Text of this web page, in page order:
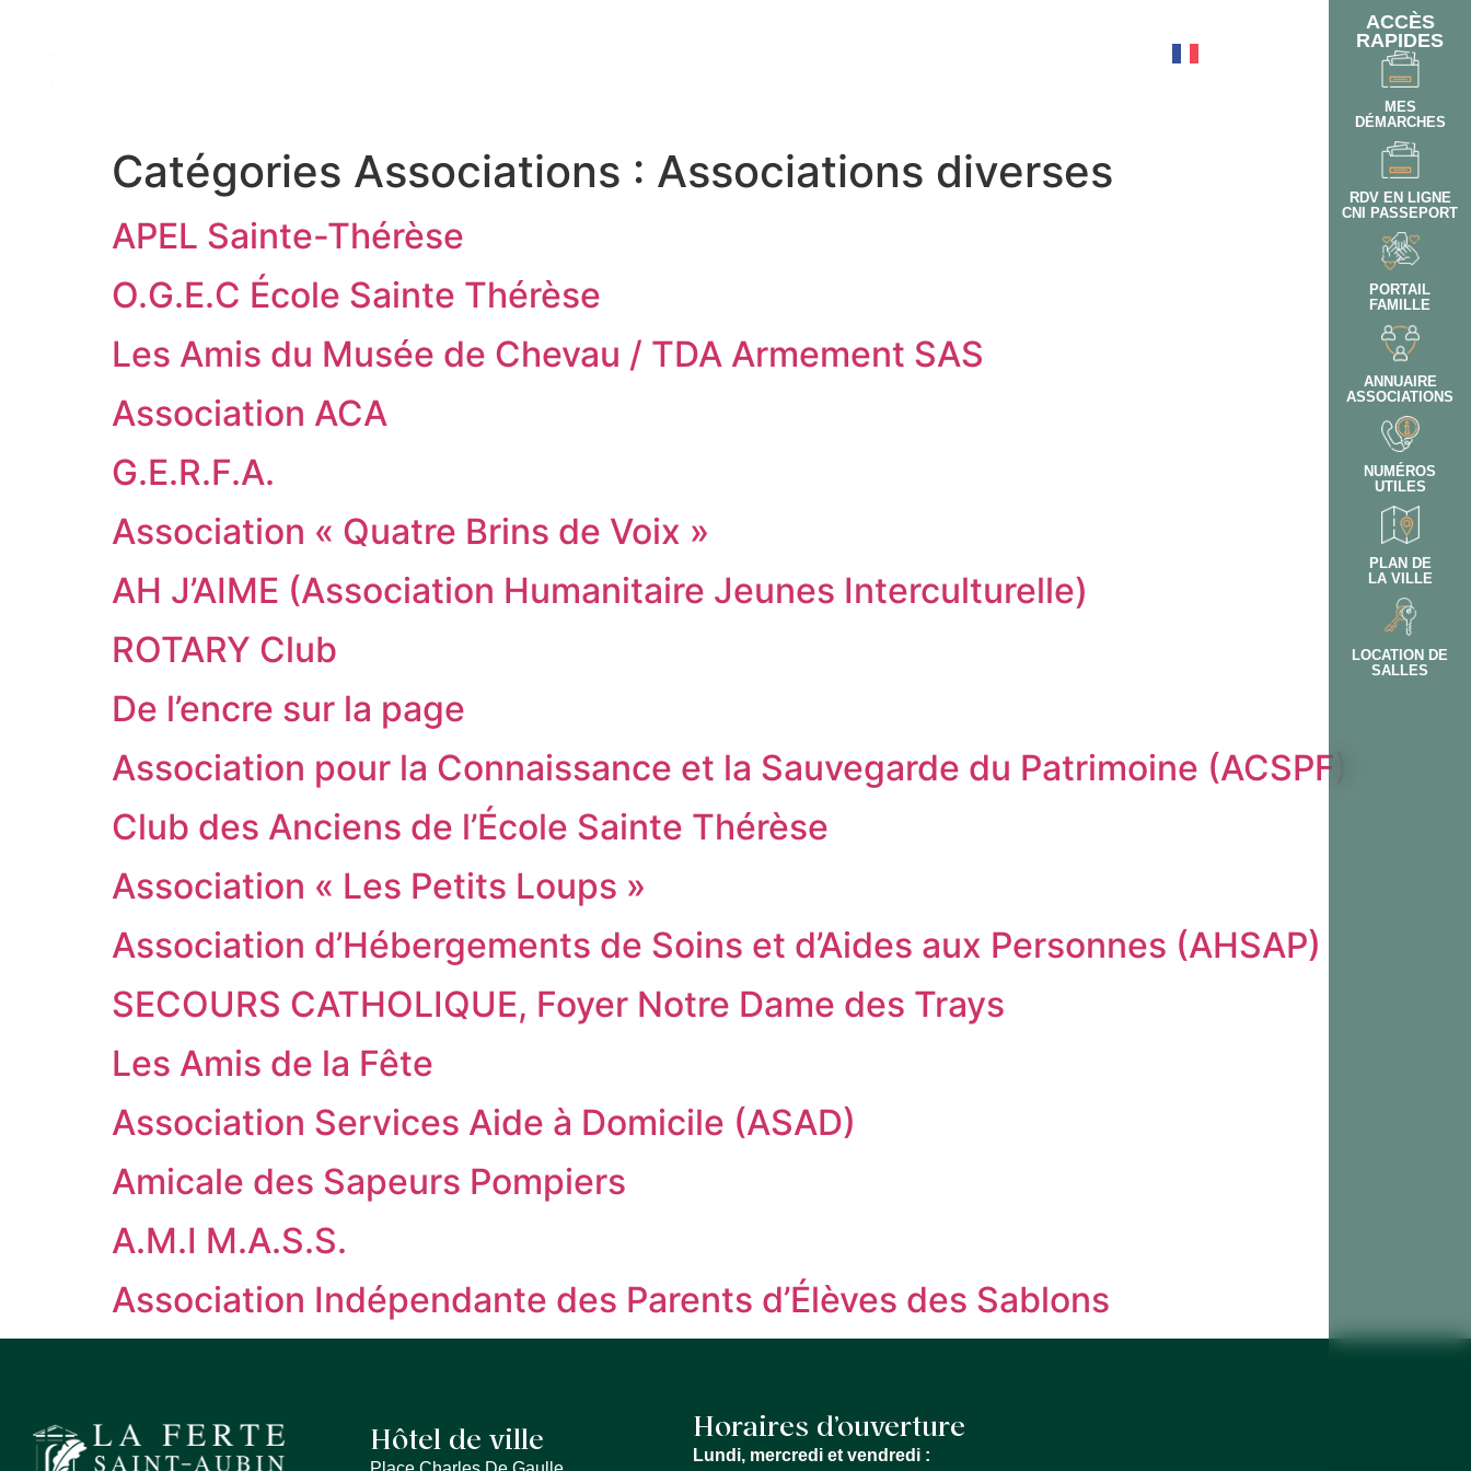
ACCÈS
RAPIDES
MES
DÉMARCHES
RDV EN LIGNE
CNI PASSEPORT
PORTAIL
FAMILLE
ANNUAIRE
ASSOCIATIONS
NUMÉROS
UTILES
PLAN DE
LA VILLE
LOCATION DE
SALLES
Catégories Associations : Associations diverses
APEL Sainte-Thérèse
O.G.E.C École Sainte Thérèse
Les Amis du Musée de Chevau / TDA Armement SAS
Association ACA
G.E.R.F.A.
Association « Quatre Brins de Voix »
AH J’AIME (Association Humanitaire Jeunes Interculturelle)
ROTARY Club
De l’encre sur la page
Association pour la Connaissance et la Sauvegarde du Patrimoine (ACSPF)
Club des Anciens de l’École Sainte Thérèse
Association « Les Petits Loups »
Association d’Hébergements de Soins et d’Aides aux Personnes (AHSAP)
SECOURS CATHOLIQUE, Foyer Notre Dame des Trays
Les Amis de la Fête
Association Services Aide à Domicile (ASAD)
Amicale des Sapeurs Pompiers
A.M.I M.A.S.S.
Association Indépendante des Parents d’Élèves des Sablons
Hôtel de ville Horaires d’ouverture
Lundi, mercredi et vendredi :